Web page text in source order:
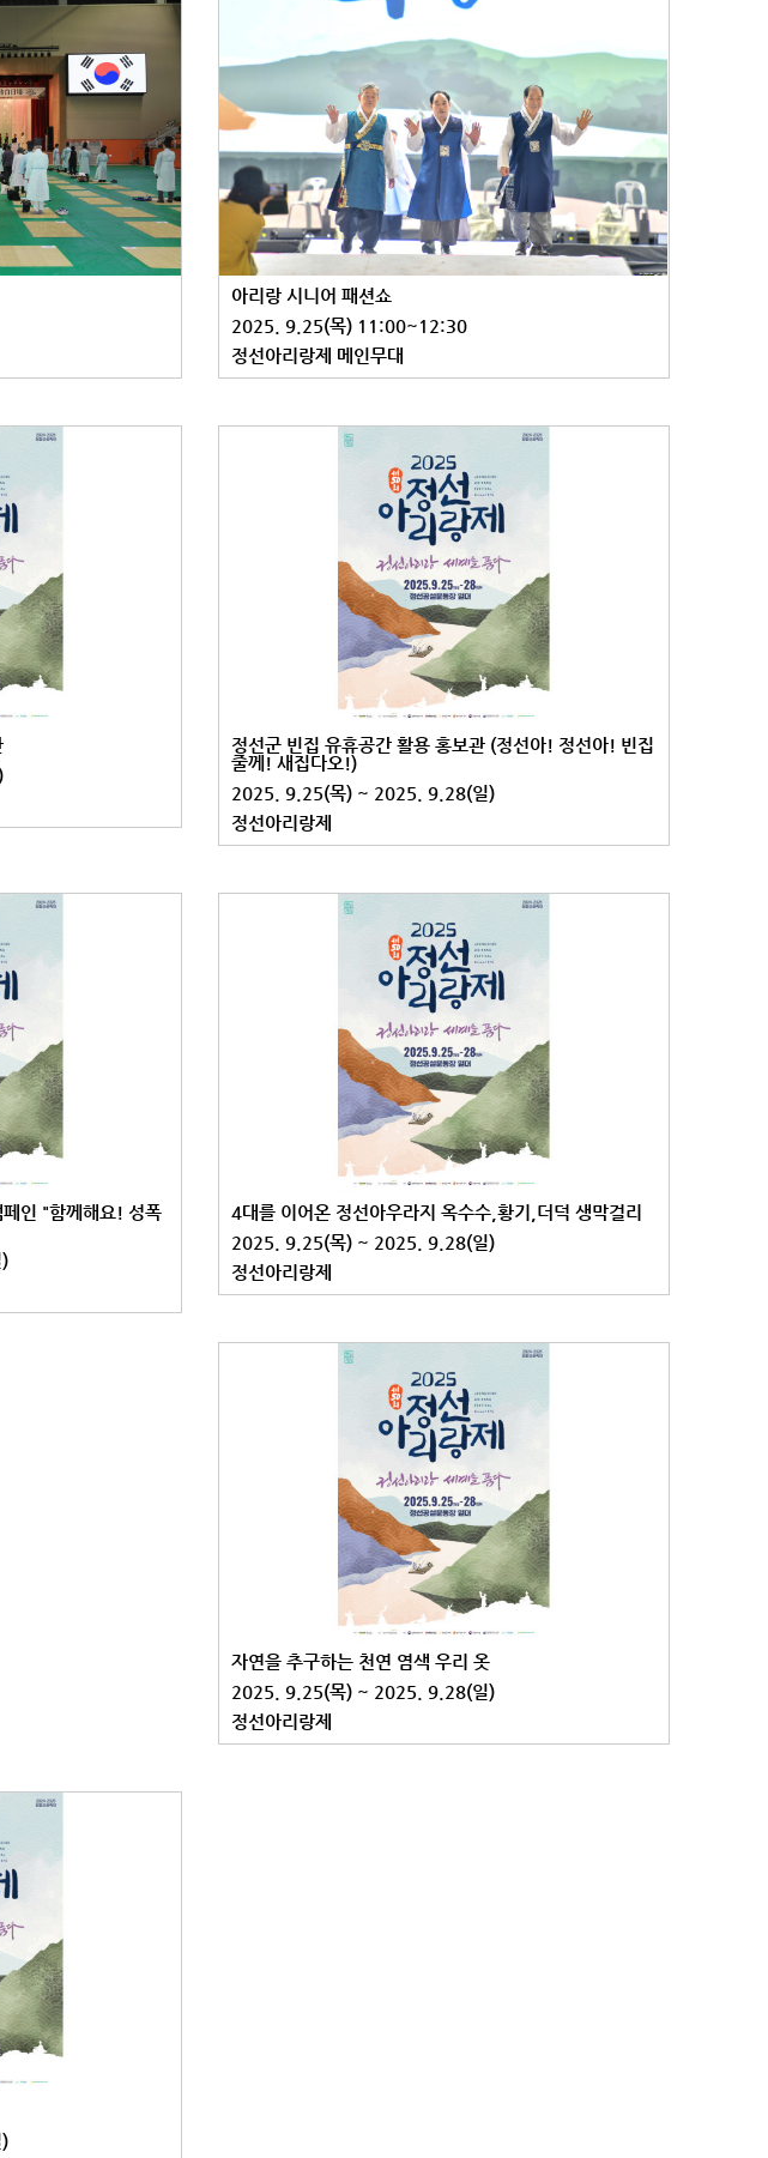
아리랑 시니어 패션쇼
2025. 9.25(목) 11:00~12:30
정선아리랑제 메인무대
정선군 빈집 유휴공간 활용 홍보관 (정선아! 정선아! 빈집
줄께! 새집다오!)
2025. 9.25(목) ~ 2025. 9.28(일)
정선아리랑제
인 "함께해요! 성폭
4대를 이어온 정선아우라지 옥수수,황기,더덕 생막걸리
2025. 9.25(목) ~ 2025. 9.28(일)
정선아리랑제
자연을 추구하는 천연 염색 우리 옷
2025. 9.25(목) ~ 2025. 9.28(일)
정선아리랑제